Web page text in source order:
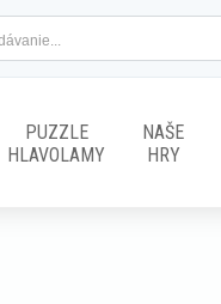
PUZZLE
HLAVOLAMY
NAŠE
HRY